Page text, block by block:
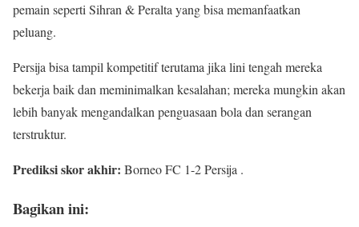
pemain seperti Sihran & Peralta yang bisa memanfaatkan
peluang.
Persija bisa tampil kompetitif terutama jika lini tengah mereka
bekerja baik dan meminimalkan kesalahan; mereka mungkin akan
lebih banyak mengandalkan penguasaan bola dan serangan
terstruktur.
Prediksi skor akhir: Borneo FC 1-2 Persija .
Bagikan ini: